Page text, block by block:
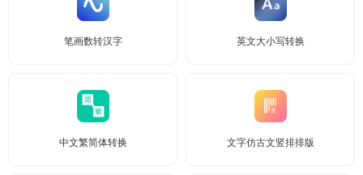
笔画数转汉字 英文大小写转换
中文繁简体转换 文字仿古文竖排排版